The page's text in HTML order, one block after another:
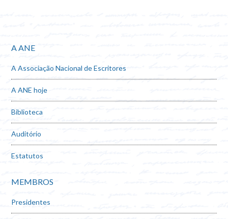
A ANE
A Associação Nacional de Escritores
A ANE hoje
Biblioteca
Auditório
Estatutos
MEMBROS
Presidentes